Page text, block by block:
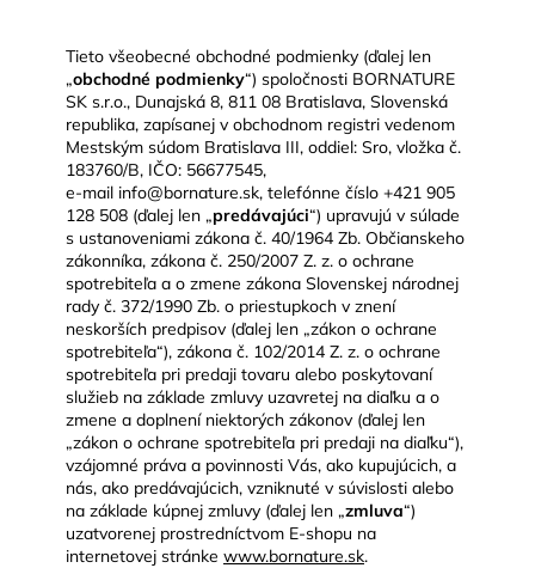
Tieto všeobecné obchodné podmienky (ďalej len
„obchodné podmienky“) spoločnosti BORNATURE
SK s.r.o., Dunajská 8, 811 08 Bratislava, Slovenská
republika, zapísanej v obchodnom registri vedenom
Mestským súdom Bratislava III, oddiel: Sro, vložka č.
183760/B, IČO: 56677545,
e-mail info@bornature.sk, telefónne číslo +421 905
128 508 (ďalej len „predávajúci“) upravujú v súlade
s ustanoveniami zákona č. 40/1964 Zb. Občianskeho
zákonníka, zákona č. 250/2007 Z. z. o ochrane
spotrebiteľa a o zmene zákona Slovenskej národnej
rady č. 372/1990 Zb. o priestupkoch v znení
neskorších predpisov (ďalej len „zákon o ochrane
spotrebiteľa“), zákona č. 102/2014 Z. z. o ochrane
spotrebiteľa pri predaji tovaru alebo poskytovaní
služieb na základe zmluvy uzavretej na diaľku a o
zmene a doplnení niektorých zákonov (ďalej len
„zákon o ochrane spotrebiteľa pri predaji na diaľku“),
vzájomné práva a povinnosti Vás, ako kupujúcich, a
nás, ako predávajúcich, vzniknuté v súvislosti alebo
na základe kúpnej zmluvy (ďalej len „zmluva“)
uzatvorenej prostredníctvom E-shopu na
internetovej stránke www.bornature.sk.